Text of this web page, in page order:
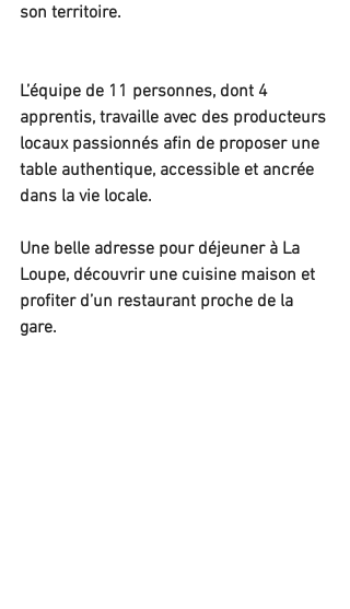
son territoire.
L’équipe de 11 personnes, dont 4
apprentis, travaille avec des producteurs
locaux passionnés afin de proposer une
table authentique, accessible et ancrée
dans la vie locale.
Une belle adresse pour déjeuner à La
Loupe, découvrir une cuisine maison et
profiter d’un restaurant proche de la
gare.